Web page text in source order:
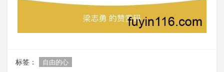
标签： 自由的心